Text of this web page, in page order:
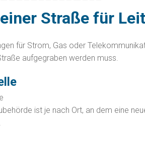
Straße für
für Strom, Gas oder
aufgegraben werden muss.
ist je nach Ort, an dem eine